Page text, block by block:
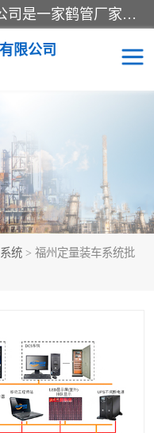
连云港众邦石化设备制造有限公司是一家鹤管厂家主营：鹤管、装车鹤管等，是致力于石油、石化等流体装卸设备(主要产品如鹤管、输油臂、脱缆钩等)的咨询、设计、制造、检测、安装指导、系统调试、维修维护等业务的公司。
限公司
统 > 福州定量装车系统批
顶部装卸鹤管
低温鹤管
化气鹤管
动梯栈台